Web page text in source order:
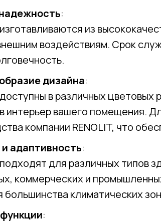
:
из
воздействиям. Срок
дизайна:
в различных
интерьер вашего помещения.
компании RENOLIT, что
адаптивность:
для различных типов
коммерческих и
климатических
: